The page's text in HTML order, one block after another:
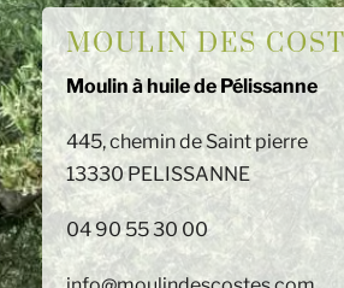
MOULIN DES
Moulin à huile de Pélissanne
445, chemin de Saint pierre
13330 PELISSANNE
04 90 55 30 00